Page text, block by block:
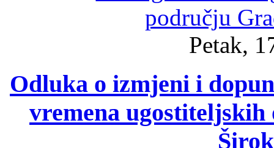
Petak,
Odluka o izmjeni i
vremena